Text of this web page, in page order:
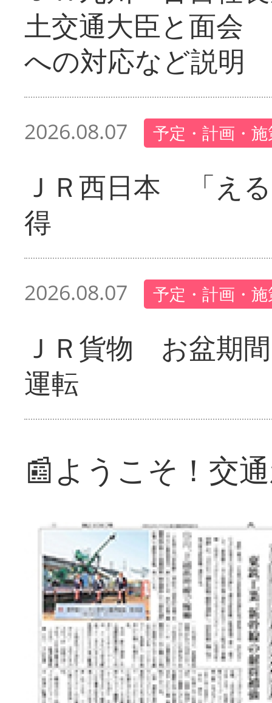
土交通大臣と面会
への対応など説明
2026.08.07 予定・計画・
ＪＲ西日本 「え
得
2026.08.07 予定・計画・
ＪＲ貨物 お盆期
運転
📰ようこそ！交